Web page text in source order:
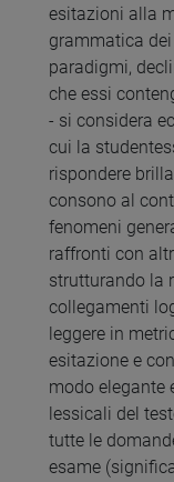
esitazioni alla
grammatica
paradigmi,
che essi
- si considera
cui la
rispondere
consono al
fenomeni
raffronti con
strutturando la
collegamenti
leggere in
esitazione e
modo elegante
lessicali del
tutte le
esame